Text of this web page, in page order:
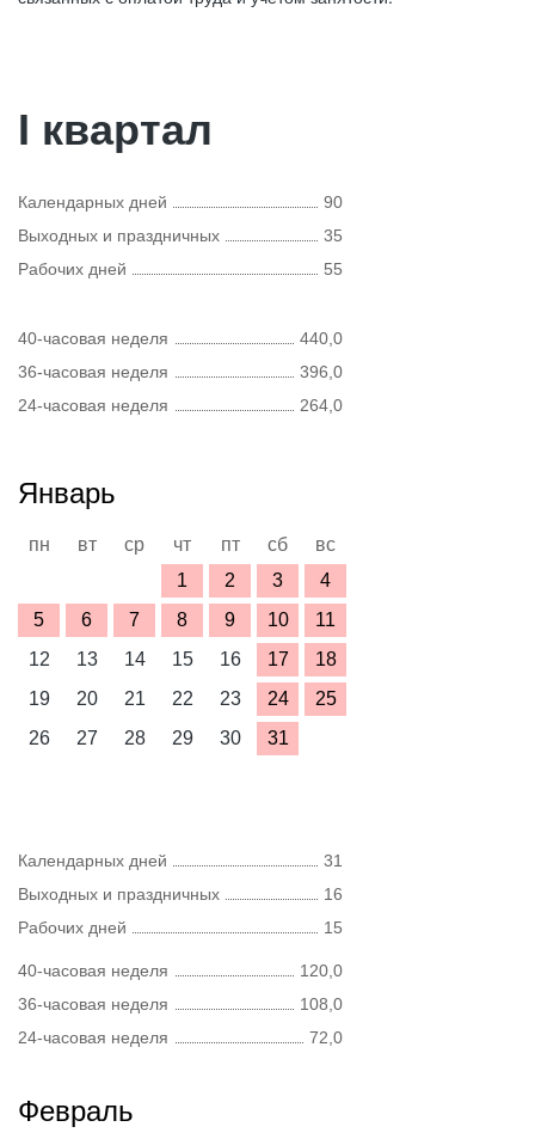
I квартал
Календарных дней
90
Выходных и праздничных
35
Рабочих дней
55
40-часовая неделя
440,0
36-часовая неделя
396,0
24-часовая неделя
264,0
Январь
пн вт ср чт пт сб
вс
1
2 3
4
5
6 7 8 9 10
11
12
13 14 15 16 17
18
19
20 21 22 23 24
25
26
27 28 29 30 31
Календарных дней
31
Выходных и праздничных
16
Рабочих дней
15
40-часовая неделя
120,0
36-часовая неделя
108,0
24-часовая неделя
72,0
Февраль